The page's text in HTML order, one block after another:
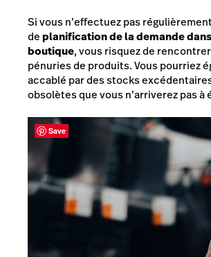
Si vous n’effectuez pas
deplanification de la demande
boutique, vous risquez de
pénuries de produits. Vous pourriez
accablé par des stocks
obsolètes que vous n’arriverez pas à
Save